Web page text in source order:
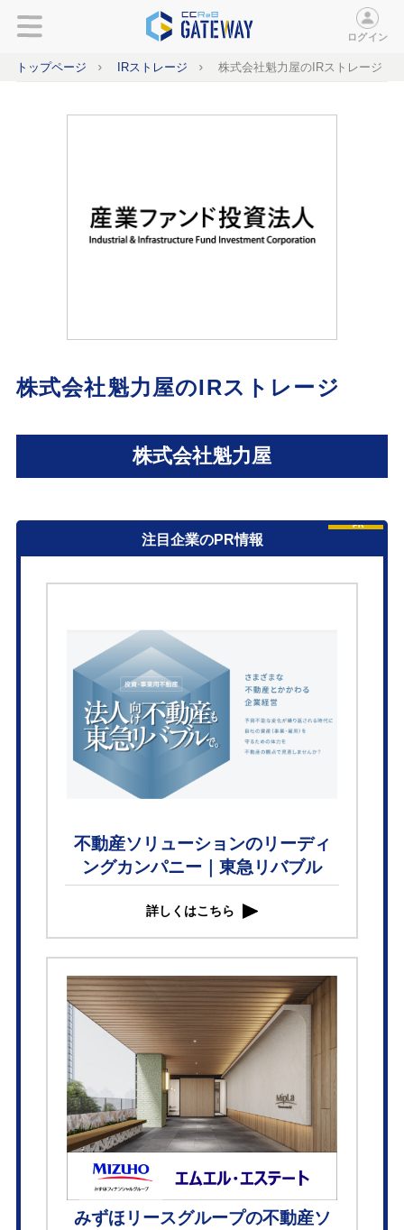
ログイン
トップページ IRストレージ 株式会社魁力屋のIRストレージ
株式会社魁力屋のIRストレージ
株式会社魁力屋
注目企業のPR情報
PR
不動産ソリューションのリーディ
ングカンパニー｜東急リバブル
詳しくはこちら
みずほリースグループの不動産ソ